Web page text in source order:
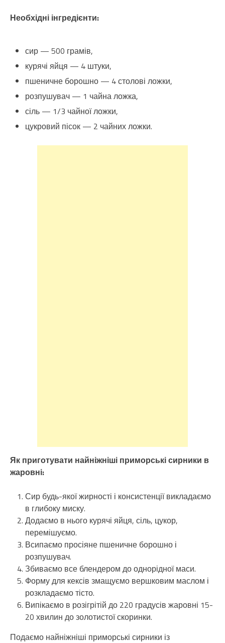
Необхідні інгредієнти:
сир — 500 грамів,
курячі яйця — 4 штуки,
пшеничне борошно — 4 столові ложки,
розпушувач — 1 чайна ложка,
сіль — 1/3 чайної ложки,
цукровий пісок — 2 чайних ложки.
Як приготувати найніжніші приморські сирники в
жаровні:
Сир будь-якої жирності і консистенції викладаємо
в глибоку миску.
Додаємо в нього курячі яйця, сіль, цукор,
перемішуємо.
Всипаємо просіяне пшеничне борошно і
розпушувач.
Збиваємо все блендером до однорідної маси.
Форму для кексів змащуємо вершковим маслом і
розкладаємо тісто.
Випікаємо в розігрітій до 220 градусів жаровні 15-
20 хвилин до золотистої скоринки.
Подаємо найніжніші приморські сирники із